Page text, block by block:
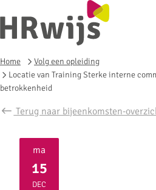
Home
Volg een opleiding
Locatie van Training Sterke interne
betrokkenheid
Terug naar bijeenkomsten-
ma
15
DEC
2025